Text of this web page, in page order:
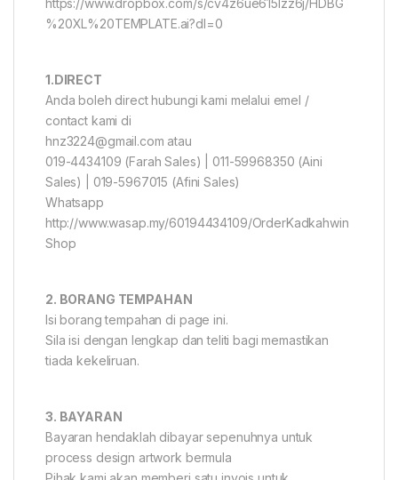
https://www.dropbox.com/s/cv4z6ue615lzz6j/HDBG
%20XL%20TEMPLATE.ai?dl=0
1.DIRECT
Anda boleh direct hubungi kami melalui emel /
contact kami di
hnz3224@gmail.com atau
019-4434109 (Farah Sales) | 011-59968350 (Aini
Sales) | 019-5967015 (Afini Sales)
Whatsapp
http://www.wasap.my/60194434109/OrderKadkahwin
Shop
2. BORANG TEMPAHAN
Isi borang tempahan di page ini.
Sila isi dengan lengkap dan teliti bagi memastikan
tiada kekeliruan.
3. BAYARAN
Bayaran hendaklah dibayar sepenuhnya untuk
process design artwork bermula